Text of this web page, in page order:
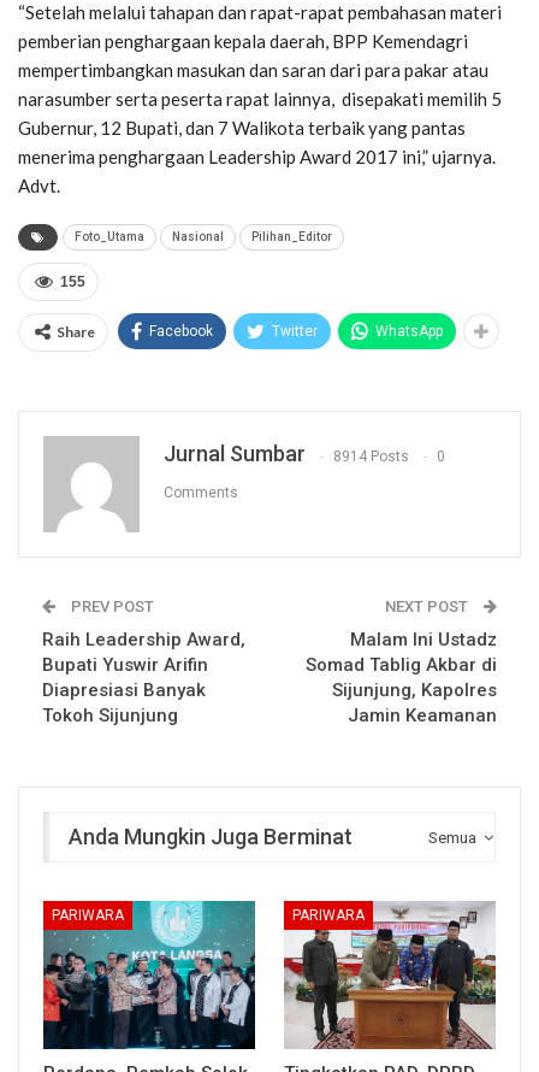
“Setelah melalui tahapan dan rapat-rapat pembahasan materi
pemberian penghargaan kepala daerah, BPP Kemendagri
mempertimbangkan masukan dan saran dari para pakar atau
narasumber serta peserta rapat lainnya, disepakati memilih 5
Gubernur, 12 Bupati, dan 7 Walikota terbaik yang pantas
menerima penghargaan Leadership Award 2017 ini,” ujarnya.
Advt.
Foto_Utama Nasional Pilihan_Editor
155
Share Facebook Twitter WhatsApp
Jurnal Sumbar 8914 Posts 0
Comments
PREV POST
Raih Leadership Award,
Bupati Yuswir Arifin
Diapresiasi Banyak
Tokoh Sijunjung
NEXT POST
Malam Ini Ustadz
Somad Tablig Akbar di
Sijunjung, Kapolres
Jamin Keamanan
Semua
Anda Mungkin Juga Berminat
PARIWARA PARIWARA